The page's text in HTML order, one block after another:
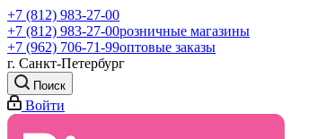
+7 (812) 983-27-00
+7 (812) 983-27-00розничные магазины
+7 (962) 706-71-99оптовые заказы
г. Санкт-Петербург
Поиск
Войти